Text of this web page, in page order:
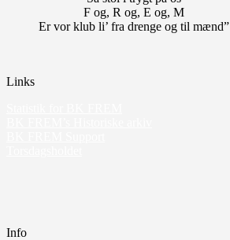
F og, R og, E og, M
Er vor klub li’ fra drenge og til mænd”
Links
Info